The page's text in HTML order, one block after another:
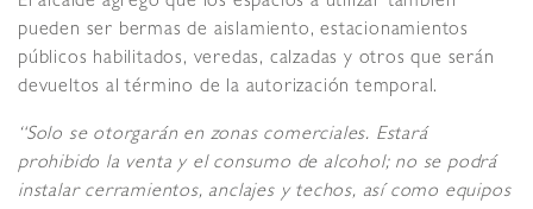
pueden ser bermas de aislamiento, estacionamientos
públicos habilitados, veredas, calzadas y otros que serán
devueltos al término de la autorización temporal.
“Solo se otorgarán en zonas comerciales. Estará
prohibido la venta y el consumo de alcohol; no se podrá
instalar cerramientos, anclajes y techos, así como equipos